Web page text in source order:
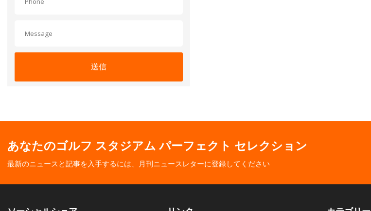
送信
あなたのゴルフ スタジアム パーフェクト セレクション
最新のニュースと記事を入手するには、月刊ニュースレターに登録してください